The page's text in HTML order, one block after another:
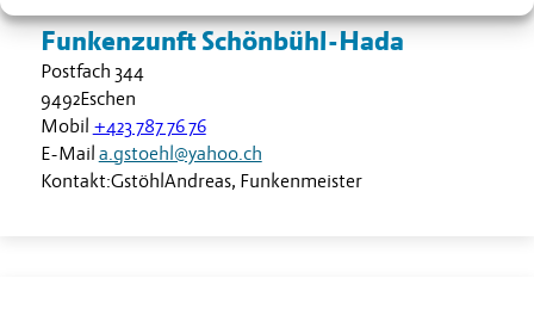
Funkenzunft Schönbühl-Hada
Postfach 344
9492Eschen
Mobil +423 787 76 76
E-Mail a.gstoehl@yahoo.ch
Kontakt:GstöhlAndreas, Funkenmeister